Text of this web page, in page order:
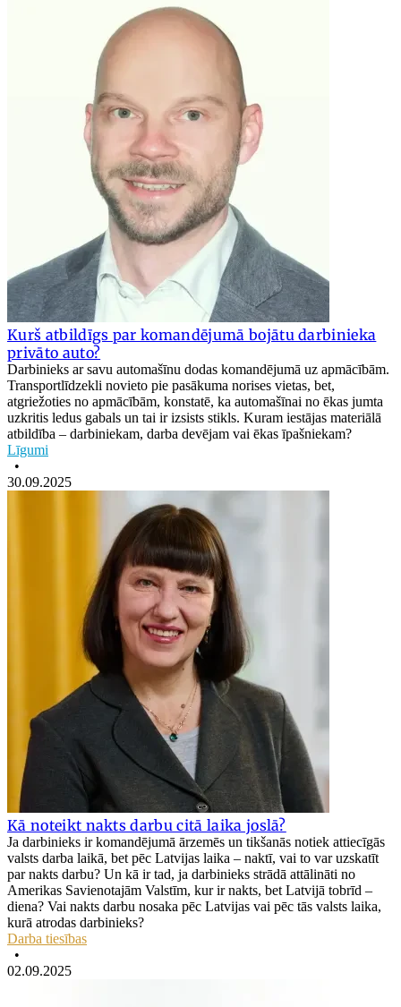
Kurš atbildīgs par komandējumā bojātu darbinieka
privāto auto?
Darbinieks ar savu automašīnu dodas komandējumā uz apmācībām.
Transportlīdzekli novieto pie pasākuma norises vietas, bet,
atgriežoties no apmācībām, konstatē, ka automašīnai no ēkas jumta
uzkritis ledus gabals un tai ir izsists stikls. Kuram iestājas materiālā
atbildība – darbiniekam, darba devējam vai ēkas īpašniekam?
Līgumi
•
30.09.2025
Kā noteikt nakts darbu citā laika joslā?
Ja darbinieks ir komandējumā ārzemēs un tikšanās notiek attiecīgās
valsts darba laikā, bet pēc Latvijas laika – naktī, vai to var uzskatīt
par nakts darbu? Un kā ir tad, ja darbinieks strādā attālināti no
Amerikas Savienotajām Valstīm, kur ir nakts, bet Latvijā tobrīd –
diena? Vai nakts darbu nosaka pēc Latvijas vai pēc tās valsts laika,
kurā atrodas darbinieks?
Darba tiesības
•
02.09.2025